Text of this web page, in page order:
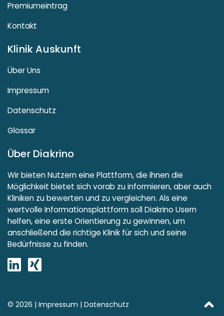
Premiumeintrag
Kontakt
Klinik Auskunft
Über Uns
Impressum
Datenschutz
Glossar
Über Diakrino
Wir bieten Nutzern eine Plattform, die ihnen die
Möglichkeit bietet sich vorab zu informieren, aber auch
Kliniken zu bewerten und zu vergleichen. Als eine
wertvolle Informationsplattform soll Diakrino Usern
helfen, eine erste Orientierung zu gewinnen, um
anschließend die richtige Klinik für sich und seine
Bedürfnisse zu finden.
© 2026 | Impressum | Datenschutz